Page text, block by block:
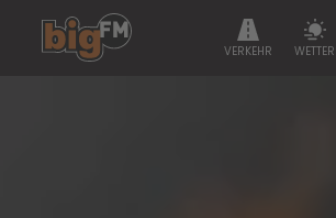
VERKEHR WETTER